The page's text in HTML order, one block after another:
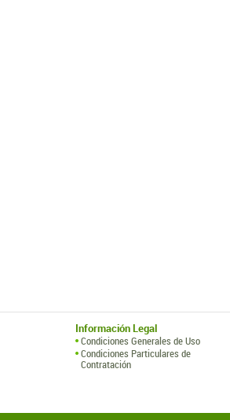
Información Legal
Condiciones Generales de Uso
Condiciones Particulares de
Contratación